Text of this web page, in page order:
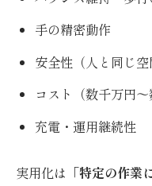
手の精密動作
安全性（人と同じ空
コスト（数千万円〜
充電・運用継続性
実用化は「特定の作業